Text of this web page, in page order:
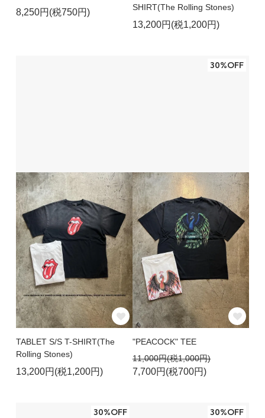
8,250円(税750円)
SHIRT(The Rolling Stones)
13,200円(税1,200円)
TABLET S/S T-SHIRT(The
Rolling Stones)
13,200円(税1,200円)
30%OFF
"PEACOCK" TEE
11,000円(税1,000円)
7,700円(税700円)
30%OFF 30%OFF